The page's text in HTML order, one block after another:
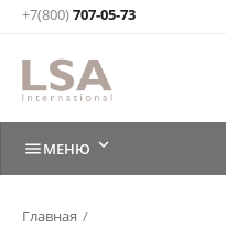
+7(800)707-05-73
МЕНЮ 
Главная /